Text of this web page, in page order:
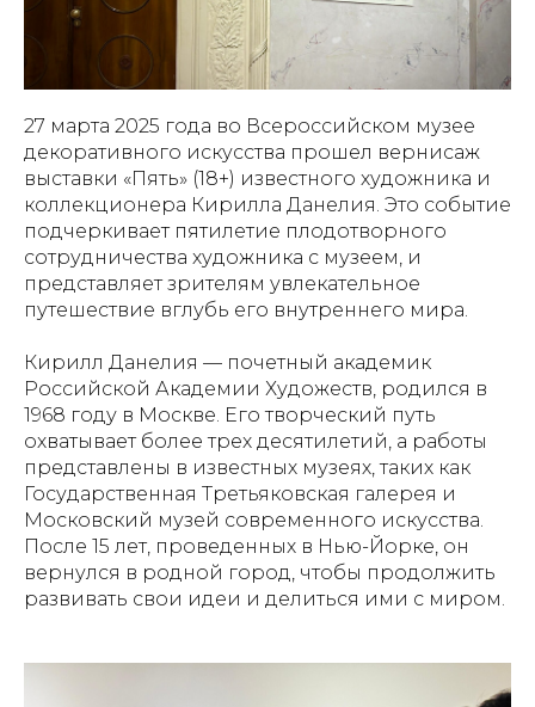
27 марта 2025 года во Всероссийском музее
декоративного искусства прошел вернисаж
выставки «Пять» (18+) известного художника и
коллекционера Кирилла Данелия. Это событие
подчеркивает пятилетие плодотворного
сотрудничества художника с музеем, и
представляет зрителям увлекательное
путешествие вглубь его внутреннего мира.
Кирилл Данелия — почетный академик
Российской Академии Художеств, родился в
1968 году в Москве. Его творческий путь
охватывает более трех десятилетий, а работы
представлены в известных музеях, таких как
Государственная Третьяковская галерея и
Московский музей современного искусства.
После 15 лет, проведенных в Нью-Йорке, он
вернулся в родной город, чтобы продолжить
развивать свои идеи и делиться ими с миром.